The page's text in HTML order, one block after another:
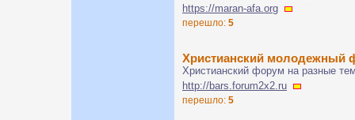
https://maran-afa.org
перешло: 5
Христианский молодежный
Христианский форум на разные
http://bars.forum2x2.ru
перешло: 5